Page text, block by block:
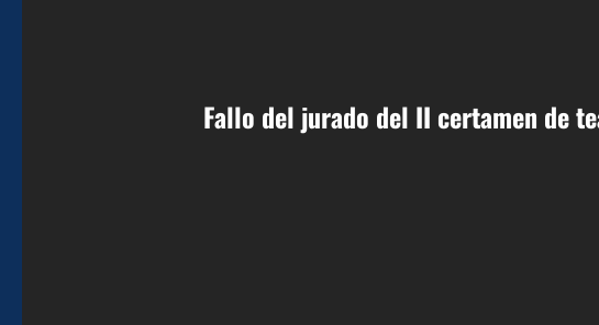
Fallo del jurado del II certamen de